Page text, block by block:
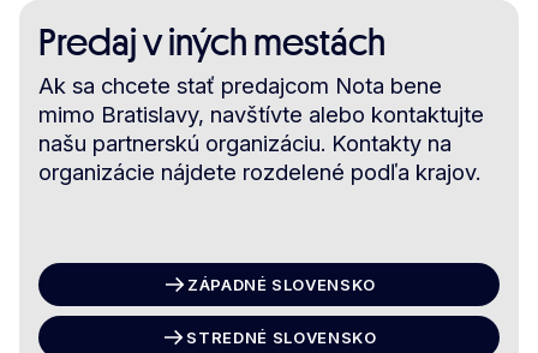
Predaj v iných mestách
Ak sa chcete stať predajcom Nota bene
mimo Bratislavy, navštívte alebo kontaktujte
našu partnerskú organizáciu. Kontakty na
organizácie nájdete rozdelené podľa krajov.
ZÁPADNÉ SLOVENSKO
STREDNÉ SLOVENSKO